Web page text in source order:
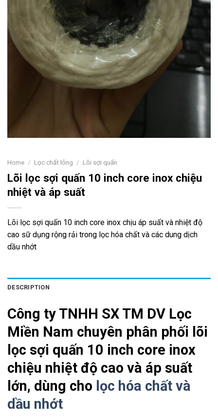
Home / Lọc chất lỏng / Lõi sợi quấn
Lõi lọc sợi quấn 10 inch core inox chiệu
nhiệt và áp suất
Lõi lọc sợi quấn 10 inch core inox chịu áp suất và nhiệt độ
cao sữ dụng rộng rải trong lọc hóa chất và các dung dịch
dầu nhớt
DESCRIPTION
Công ty TNHH SX TM DV Lọc
Miền Nam chuyên phân phối lõi
lọc sợi quấn 10 inch core inox
chiệu nhiệt độ cao và áp suất
lớn, dùng cho lọc hóa chất và
dầu nhớt